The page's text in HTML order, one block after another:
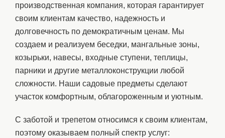
производственная компания, которая гарантирует
своим клиентам качество, надежность и
долговечность по демократичным ценам. Мы
создаем и реализуем беседки, мангальные зоны,
козырьки, навесы, входные ступени, теплицы,
парники и другие металлоконструкции любой
сложности. Наши садовые предметы сделают
участок комфортным, облагороженным и уютным.
С заботой и трепетом относимся к своим клиентам,
поэтому оказываем полный спектр услуг: